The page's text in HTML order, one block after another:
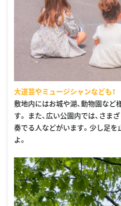
大道芸やミュージシャンなども！
敷地内にはお城や湖、動物園など
す。 また、広い公園内では、さま
奏でる人などがいます。少し足
よ。